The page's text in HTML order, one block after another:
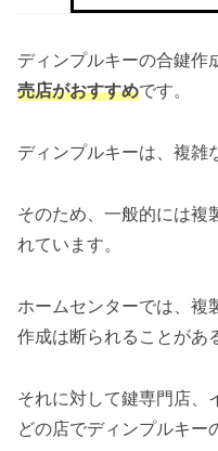
ディンプルキーの合鍵作
売店がおすすめです。
ディンプルキーは、複雑
そのため、一般的には複
れています。
ホームセンターでは、複
作成は断られることがあ
それに対して鍵専門店、
どの店でディンプルキー